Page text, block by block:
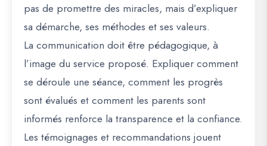
pas de promettre des miracles, mais d’expliquer
sa démarche, ses méthodes et ses valeurs.
La communication doit être pédagogique, à
l’image du service proposé. Expliquer comment
se déroule une séance, comment les progrès
sont évalués et comment les parents sont
informés renforce la transparence et la confiance.
Les témoignages et recommandations jouent